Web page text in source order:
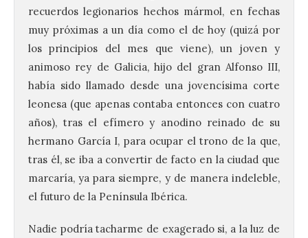
recuerdos legionarios hechos mármol, en fechas
muy próximas a un día como el de hoy (quizá por
los principios del mes que viene), un joven y
animoso rey de Galicia, hijo del gran Alfonso III,
había sido llamado desde una jovencísima corte
leonesa (que apenas contaba entonces con cuatro
años), tras el efímero y anodino reinado de su
hermano García I, para ocupar el trono de la que,
tras él, se iba a convertir de facto en la ciudad que
marcaría, ya para siempre, y de manera indeleble,
el futuro de la Península Ibérica.
Nadie podría tacharme de exagerado si, a la luz de